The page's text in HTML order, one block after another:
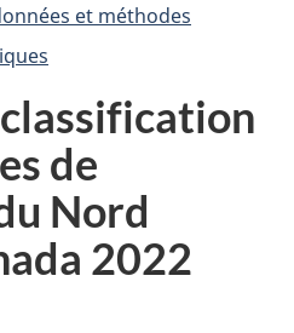
et méthodes
de
Nord
2022